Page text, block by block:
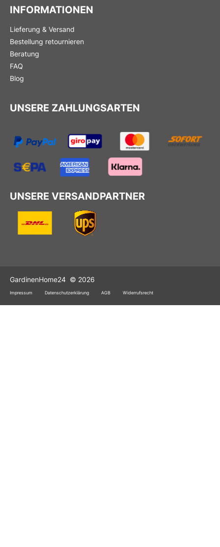
INFORMATIONEN
Lieferung & Versand
Bestellung retournieren
Beratung
FAQ
Blog
UNSERE ZAHLUNGSARTEN
UNSERE VERSANDPARTNER
GardinenHome24 © 2026
Impressum Datenschutzerklärung AGB Widerrufsrecht